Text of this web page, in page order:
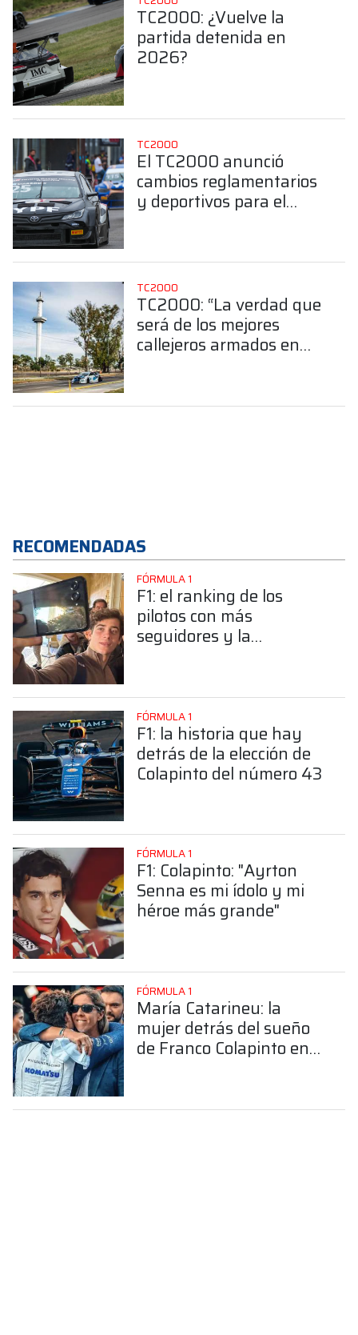
TC2000: ¿Vuelve la
partida detenida en
2026?
TC2000
El TC2000 anunció
cambios reglamentarios
y deportivos para el
TC2000
TC2000: “La verdad que
será de los mejores
callejeros armados en
RECOMENDADAS
FÓRMULA 1
F1: el ranking de los
pilotos con más
seguidores y la
FÓRMULA 1
F1: la historia que hay
detrás de la elección de
Colapinto del número 43
FÓRMULA 1
F1: Colapinto: "Ayrton
Senna es mi ídolo y mi
héroe más grande"
FÓRMULA 1
María Catarineu: la
mujer detrás del sueño
de Franco Colapinto en